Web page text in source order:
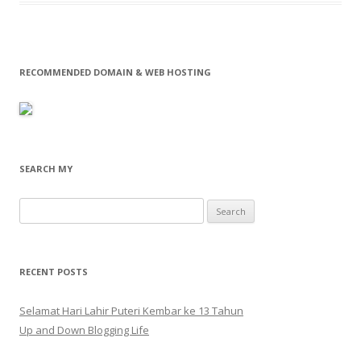
RECOMMENDED DOMAIN & WEB HOSTING
SEARCH MY
for:
RECENT POSTS
Selamat Hari Lahir Puteri Kembar ke 13 Tahun
Up and Down Blogging Life